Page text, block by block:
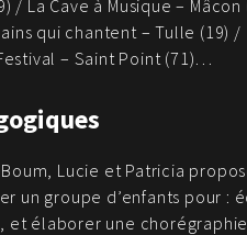
/ La Cave à Musique –
qui chantent – Tulle (19)
– Saint Point (71)…
Lucie et Patricia
un groupe d’enfants pour :
et élaborer une